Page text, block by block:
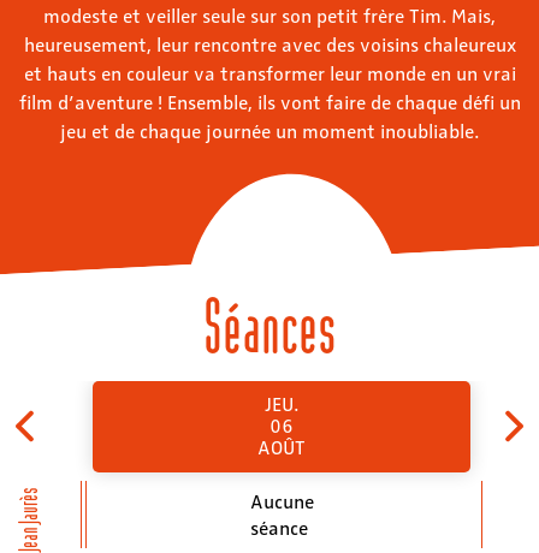
modeste et veiller seule sur son petit frère Tim. Mais,
heureusement, leur rencontre avec des voisins chaleureux
et hauts en couleur va transformer leur monde en un vrai
film d’aventure ! Ensemble, ils vont faire de chaque défi un
jeu et de chaque journée un moment inoubliable.
Séances
Jean Jaurès
JEU.
06
AOÛT
Aucune
séance